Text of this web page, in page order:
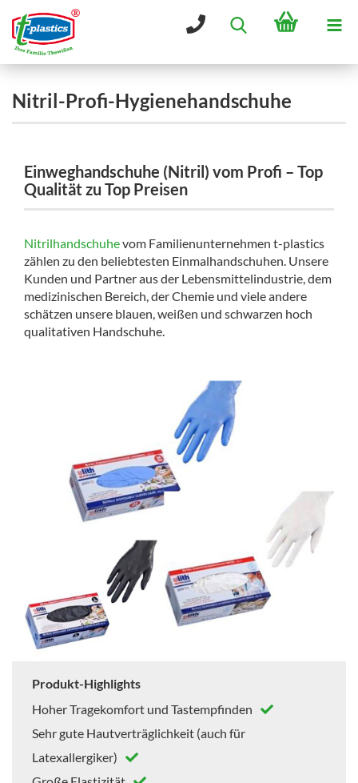
Nitril-Profi-Hygienehandschuhe
Einweghandschuhe (Nitril) vom Profi – Top
Qualität zu Top Preisen
Nitrilhandschuhevom Familienunternehmen t-plastics
zählen zu den beliebtesten Einmalhandschuhen. Unsere
Kunden und Partner aus der Lebensmittelindustrie, dem
medizinischen Bereich, der Chemie und viele andere
schätzen unsere blauen, weißen und schwarzen hoch
qualitativen Handschuhe.
Produkt-Highlights
Hoher Tragekomfort und Tastempfinden
Sehr gute Hautverträglichkeit (auch für
Latexallergiker)